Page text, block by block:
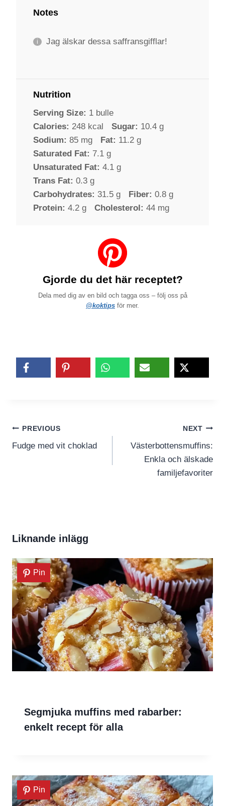
Notes
Jag älskar dessa saffransgifflar!
Nutrition
Serving Size: 1 bulle
Calories: 248 kcal Sugar: 10.4 g
Sodium: 85 mg Fat: 11.2 g
Saturated Fat: 7.1 g
Unsaturated Fat: 4.1 g
Trans Fat: 0.3 g
Carbohydrates: 31.5 g Fiber: 0.8 g
Protein: 4.2 g Cholesterol: 44 mg
Gjorde du det här receptet?
Dela med dig av en bild och tagga oss – följ oss på
@koktips för mer.
Inläggsnavigering
PREVIOUS
Fudge med vit choklad
NEXT
Västerbottensmuffins:
Enkla och älskade
familjefavoriter
Liknande inlägg
Pin
Segmjuka muffins med rabarber:
enkelt recept för alla
Pin